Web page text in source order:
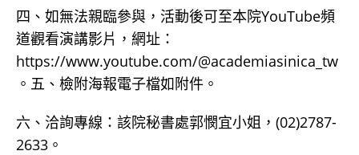
四、如無法親臨參與，活動後可至本院YouTube頻
道觀看演講影片，網址：
https://www.youtube.com/@academiasinica_tw
。五、檢附海報電子檔如附件。
六、洽詢專線：該院秘書處郭憫宜小姐，(02)2787-
2633。